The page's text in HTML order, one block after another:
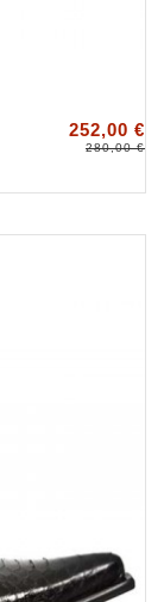
252,00 €
280,00 €